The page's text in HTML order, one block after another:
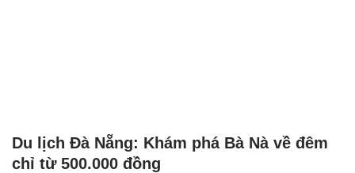
Du lịch Đà Nẵng: Khám phá Bà Nà về đêm
chỉ từ 500.000 đồng